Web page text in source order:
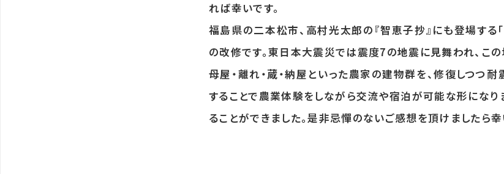
れば幸いです。
福島県の二本松市、高村光太郎の『智恵子抄』にも登場する「
の改修です。東日本大震災では震度7の地震に見舞われ、 こ
母屋・離れ・蔵・納屋といった農家の建物群を、修復しつつ耐
することで農業体験をしながら交流や宿泊が可能な形になり
ることができました。是非忌憚のないご感想を頂けましたら幸